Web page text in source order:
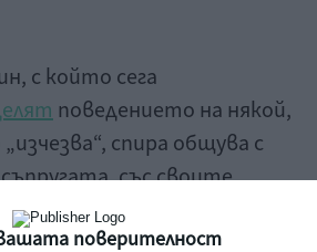
поверителност
с който сега
поведението на някой,
спира общува с
със своите
шефове, без да дава